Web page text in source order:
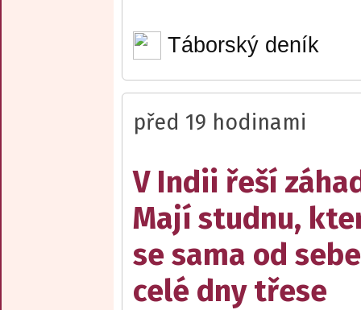
Táborský deník
před 19 hodinami
V Indii řeší
Mají studnu,
se sama od sebe
celé dny třese